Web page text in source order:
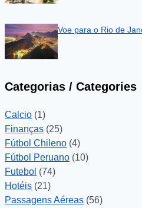
Voe para o Rio de
Categorias / Categories
Calcio (1)
Finanças (25)
Fútbol Chileno (4)
Fútbol Peruano (10)
Futebol (74)
Hotéis (21)
Passagens Aéreas (56)